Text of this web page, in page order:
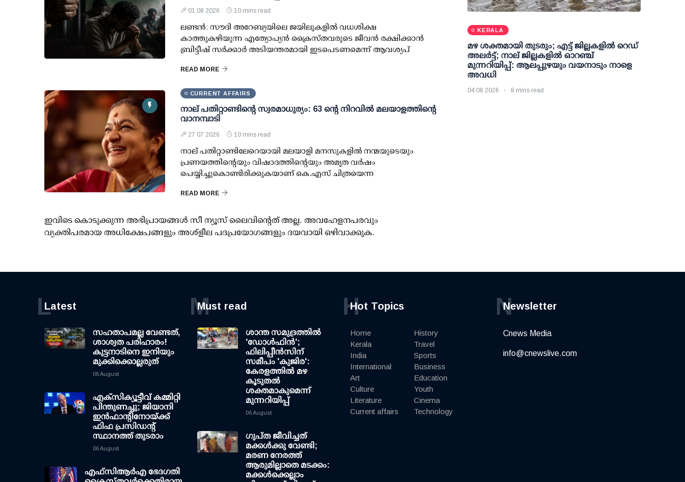
01 08 2026 10 mins read
ലണ്ടൻ: സൗദി അറേബ്യയിലെ ജയിലുകളിൽ വധശിക്ഷ
കാത്തുകഴിയുന്ന എത്യോപ്യൻ ക്രൈസ്തവരുടെ ജീവൻ രക്ഷിക്കാൻ
ബ്രിട്ടീഷ് സർക്കാർ അടിയന്തരമായി ഇടപെടണമെന്ന് ആവശ്യപ്
READ MORE
CURRENT AFFAIRS
നാല് പതിറ്റാണ്ടിന്റെ സ്വരമാധുര്യം: 63 ന്റെ നിറവില്‍ മലയാളത്തിന്റെ
വാനമ്പാടി
27 07 2026 10 mins read
നാല് പതിറ്റാണ്ടിലേറെയായി മലയാളി മനസുകളില്‍ നന്മയുടെയും
പ്രണയത്തിന്റെയും വിഷാദത്തിന്റെയും അമൃത വര്‍ഷം
പെയ്യിച്ചുകൊണ്ടിരിക്കുകയാണ് കെ.എസ് ചിത്രയെന്ന
READ MORE
ഇവിടെ കൊടുക്കുന്ന അഭിപ്രായങ്ങള്‍ സീ ന്യൂസ് ലൈവിന്റെത് അല്ല. അവഹേളനപരവും
വ്യക്തിപരമായ അധിക്ഷേപങ്ങളും അശ്‌ളീല പദപ്രയോഗങ്ങളും ദയവായി ഒഴിവാക്കുക.
KERALA
മഴ ശക്തമായി തുടരും; എട്ട് ജില്ലകളില്‍ റെഡ്
അലര്‍ട്ട്; നാല് ജില്ലകളില്‍ ഓറഞ്ച്
മുന്നറിയിപ്പ്: ആലപ്പുഴയും വയനാടും നാളെ
അവധി
04 08 2026 8 mins read
Latest
L
സഹതാപമല്ല വേണ്ടത്,
ശാശ്വത പരിഹാരം!
കുട്ടനാടിനെ ഇനിയും
മുക്കിക്കൊല്ലരുത്
06 August
എക്സിക്യൂട്ടീവ് കമ്മിറ്റി
പിന്തുണച്ചു; ജിയാനി
ഇന്‍ഫാന്റിനോയ്ക്ക്
ഫിഫ പ്രസിഡന്റ്
സ്ഥാനത്ത് തുടരാം
06 August
എഫ്‌സി‌ആര്‍‌എ ഭേദഗതി
Must read
M
ശാന്ത സമുദ്രത്തില്‍
'ഡോള്‍ഫിന്‍';
ഫിലിപ്പീന്‍സിന്
സമീപം 'കുജിര':
കേരളത്തില്‍ മഴ
കൂടുതല്‍
ശക്തമാകുമെന്ന്
മുന്നറിയിപ്പ്
06 August
ഗുപ്ത ജീവിച്ചത്
മക്കള്‍ക്കു വേണ്ടി;
മരണ നേരത്ത്
ആരുമില്ലാതെ മടക്കം:
മക്കള്‍ക്കെല്ലാം
Hot Topics
H
Home
Kerala
India
International
Art
Culture
Literature
Current affairs
History
Travel
Sports
Business
Education
Youth
Cinema
Technology
Newsletter
N
Cnews Media
info@cnewslive.com